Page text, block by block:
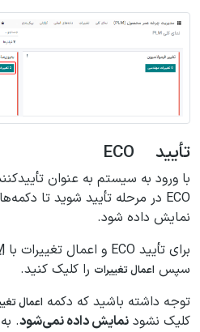
تأیید ECO
با ورود به سیستم به عنوان
ECO در مرحله تأیید شوید تا دکمه‌های
نمایش داده شود.
برای تأیید ECO و اعمال تغییرات با
سپس اعمال تغییرات را کلیک کنید.
توجه داشته باشید که دکمه اعمال
کلیک نشود نمایش داده نمی‌شود.